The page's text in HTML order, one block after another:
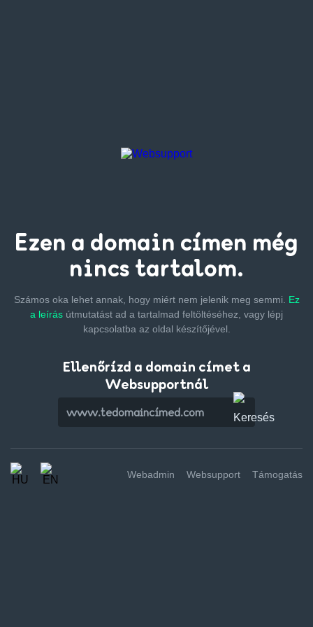
Ezen a domain címen még
nincs tartalom.
Számos oka lehet annak, hogy miért nem jelenik meg semmi. Ez
a leírás útmutatást ad a tartalmad feltöltéséhez, vagy lépj
kapcsolatba az oldal készítőjével.
Ellenőrízd a domain címet a
Websupportnál
Webadmin Websupport Támogatás